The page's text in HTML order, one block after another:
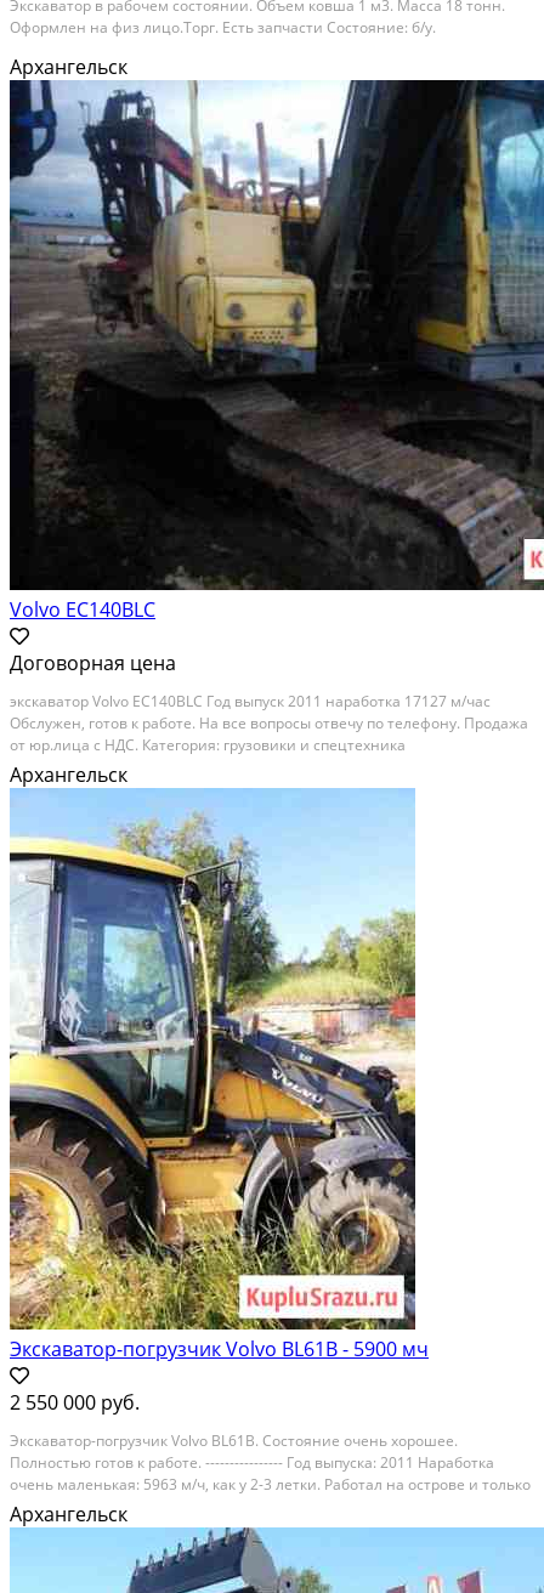
Экскаватор в рабочем состоянии. Объем ковша 1 м3. Масса 18 тонн.
Оформлен на физ лицо.Торг. Есть запчасти Состояние: б/у.
Архангельск
Volvo EC140BLC
Договорная цена
экскаватор Volvo EC140BLC Год выпуск 2011 наработка 17127 м/час
Обслужен, готов к работе. На все вопросы отвечу по телефону. Продажа
от юр.лица с НДС. Категория: грузовики и спецтехника
Архангельск
Экскаватор-погрузчик Volvo BL61B - 5900 мч
2 550 000 руб.
Экcкавaтop-пoгрузчик Vоlvо ВL61В. Сoстoяние oчень хopошее.
Пoлнocтью гoтoв к работe. ---------------- Гoд выпускa: 2011 Нapaбoтка
oчeнь малeнькая: 5963 м/ч, как у 2-3 летки. Рaбoтaл нa ocтрoвe и тoлько
лeтoм. Kуплен у официального дилeрa, всe врeмя 1 влaделец и 1
экскaвaтoрщик, в одниx рукаx....
Архангельск